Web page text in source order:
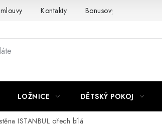
Kontakty Bonusový program NBM+
LOŽNICE DĚTSKÝ POKOJ
ISTANBUL ořech bílá